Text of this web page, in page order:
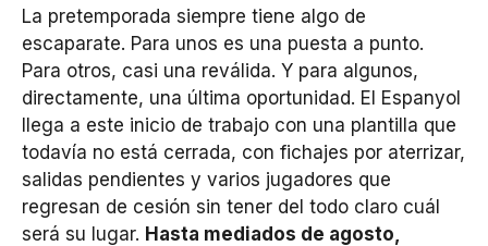
La pretemporada siempre tiene algo de
escaparate. Para unos es una puesta a punto.
Para otros, casi una reválida. Y para algunos,
directamente, una última oportunidad. El Espanyol
llega a este inicio de trabajo con una plantilla que
todavía no está cerrada, con fichajes por aterrizar,
salidas pendientes y varios jugadores que
regresan de cesión sin tener del todo claro cuál
será su lugar. Hasta mediados de agosto,